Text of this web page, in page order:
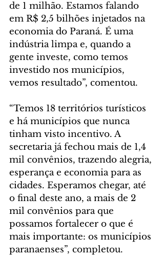
de 1 milhão. Estamos falando
em R$ 2,5 bilhões injetados na
economia do Paraná. É uma
indústria limpa e, quando a
gente investe, como temos
investido nos municípios,
vemos resultado”, comentou.
“Temos 18 territórios turísticos
e há municípios que nunca
tinham visto incentivo. A
secretaria já fechou mais de 1,4
mil convênios, trazendo alegria,
esperança e economia para as
cidades. Esperamos chegar, até
o final deste ano, a mais de 2
mil convênios para que
possamos fortalecer o que é
mais importante: os municípios
paranaenses”, completou.